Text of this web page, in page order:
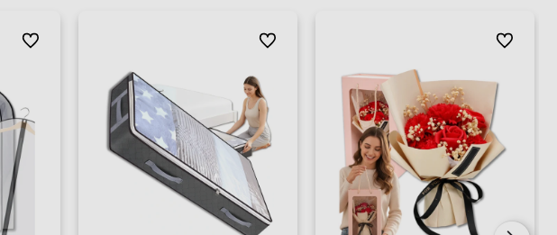
Do ulubionych Do ulubionych Do